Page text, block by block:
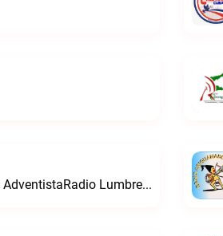
Una radio para conoser la verdad presente AdventistaRadio Lumbre live